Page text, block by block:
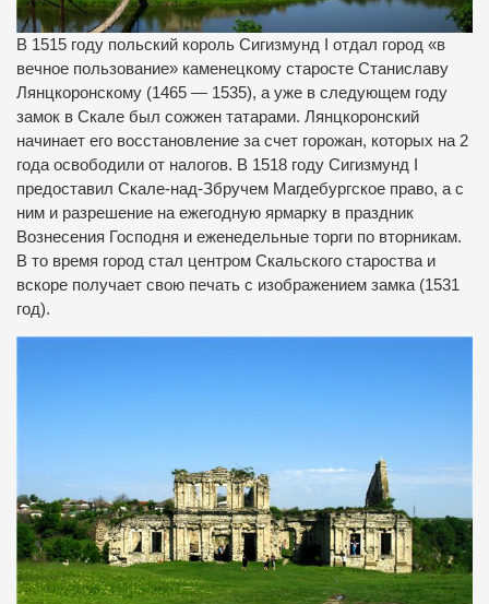
В 1515 году польский король Сигизмунд I отдал город «в
вечное пользование» каменецкому старосте Станиславу
Лянцкоронскому (1465 — 1535), а уже в следующем году
замок в Скале был сожжен татарами. Лянцкоронский
начинает его восстановление за счет горожан, которых на 2
года освободили от налогов. В 1518 году Сигизмунд I
предоставил Скале-над-Збручем Магдебургское право, а с
ним и разрешение на ежегодную ярмарку в праздник
Вознесения Господня и еженедельные торги по вторникам.
В то время город стал центром Скальского староства и
вскоре получает свою печать с изображением замка (1531
год).